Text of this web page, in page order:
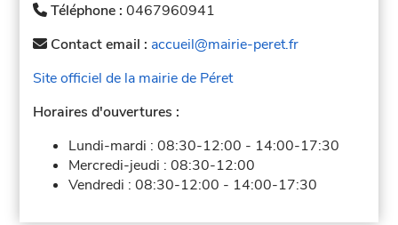
Téléphone :0467960941
Contact email : accueil@mairie-peret.fr
Site officiel de la mairie de Péret
Horaires d'ouvertures :
Lundi-mardi :08:30-12:00 - 14:00-17:30
Mercredi-jeudi :08:30-12:00
Vendredi :08:30-12:00 - 14:00-17:30